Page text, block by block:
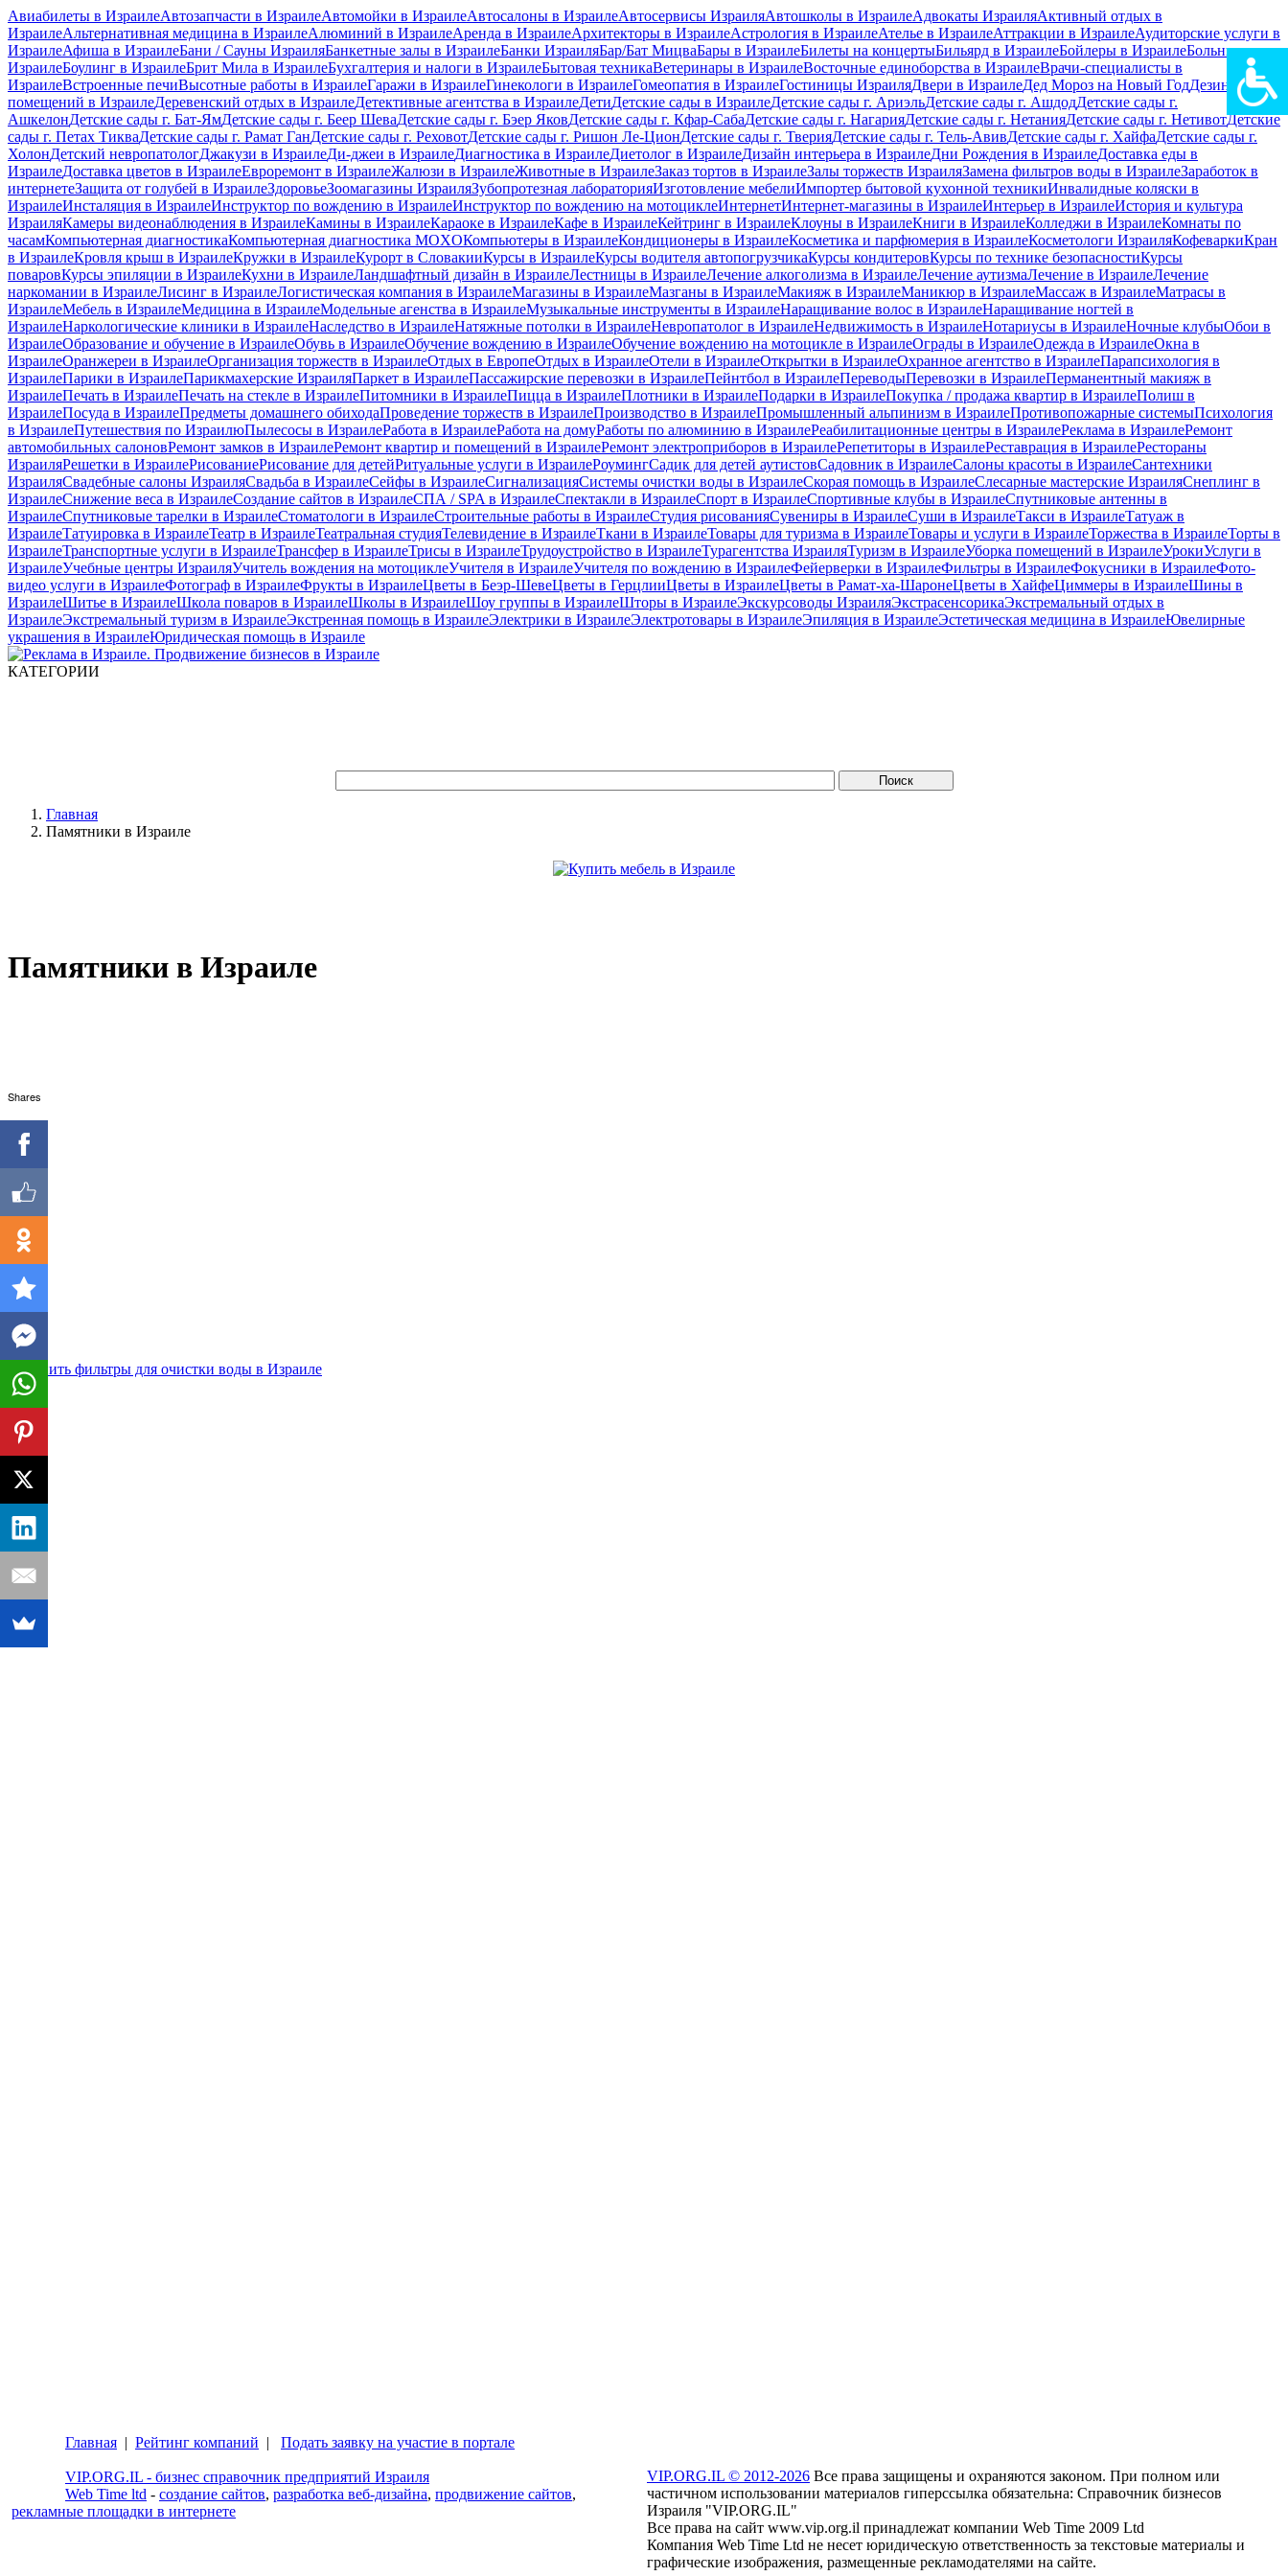
Авиабилеты в ИзраилеАвтозапчасти в ИзраилеАвтомойки в ИзраилеАвтосалоны в ИзраилеАвтосервисы ИзраиляАвтошколы в ИзраилеАдвокаты ИзраиляАктивный отдых в
ИзраилеАльтернативная медицина в ИзраилеАлюминий в ИзраилеАренда в ИзраилеАрхитекторы в ИзраилеАстрология в ИзраилеАтелье в ИзраилеАттракции в ИзраилеАудиторские услуги в
ИзраилеАфиша в ИзраилеБани / Сауны ИзраиляБанкетные залы в ИзраилеБанки ИзраиляБар/Бат МицваБары в ИзраилеБилеты на концертыБильярд в ИзраилеБойлеры в ИзраилеБольницы в
ИзраилеБоулинг в ИзраилеБрит Мила в ИзраилеБухгалтерия и налоги в ИзраилеБытовая техникаВетеринары в ИзраилеВосточные единоборства в ИзраилеВрачи-специалисты в
ИзраилеВстроенные печиВысотные работы в ИзраилеГаражи в ИзраилеГинекологи в ИзраилеГомеопатия в ИзраилеГостиницы ИзраиляДвери в ИзраилеДед Мороз на Новый ГодДезинфекция
помещений в ИзраилеДеревенский отдых в ИзраилеДетективные агентства в ИзраилеДетиДетские сады в ИзраилеДетские сады г. АриэльДетские сады г. АшдодДетские сады г.
АшкелонДетские сады г. Бат-ЯмДетские сады г. Беер ШеваДетские сады г. Бэер ЯковДетские сады г. Кфар-СабаДетские сады г. НагарияДетские сады г. НетанияДетские сады г. НетивотДетские
сады г. Петах ТикваДетские сады г. Рамат ГанДетские сады г. РеховотДетские сады г. Ришон Ле-ЦионДетские сады г. ТверияДетские сады г. Тель-АвивДетские сады г. ХайфаДетские сады г.
ХолонДетский невропатологДжакузи в ИзраилеДи-джеи в ИзраилеДиагностика в ИзраилеДиетолог в ИзраилеДизайн интерьера в ИзраилеДни Рождения в ИзраилеДоставка еды в
ИзраилеДоставка цветов в ИзраилеЕвроремонт в ИзраилеЖалюзи в ИзраилеЖивотные в ИзраилеЗаказ тортов в ИзраилеЗалы торжеств ИзраиляЗамена фильтров воды в ИзраилеЗаработок в
интернетеЗащита от голубей в ИзраилеЗдоровьеЗоомагазины ИзраиляЗубопротезная лабораторияИзготовление мебелиИмпортер бытовой кухонной техникиИнвалидные коляски в
ИзраилеИнсталяция в ИзраилеИнструктор по вождению в ИзраилеИнструктор по вождению на мотоциклеИнтернетИнтернет-магазины в ИзраилеИнтерьер в ИзраилеИстория и культура
ИзраиляКамеры видеонаблюдения в ИзраилеКамины в ИзраилеКараоке в ИзраилеКафе в ИзраилеКейтринг в ИзраилеКлоуны в ИзраилеКниги в ИзраилеКолледжи в ИзраилеКомнаты по
часамКомпьютерная диагностикаКомпьютерная диагностика MOXOКомпьютеры в ИзраилеКондиционеры в ИзраилеКосметика и парфюмерия в ИзраилеКосметологи ИзраиляКофеваркиКран
в ИзраилеКровля крыш в ИзраилеКружки в ИзраилеКурорт в СловакииКурсы в ИзраилеКурсы водителя автопогрузчикаКурсы кондитеровКурсы по технике безопасностиКурсы
поваровКурсы эпиляции в ИзраилеКухни в ИзраилеЛандшафтный дизайн в ИзраилеЛестницы в ИзраилеЛечение алкоголизма в ИзраилеЛечение аутизмаЛечение в ИзраилеЛечение
наркомании в ИзраилеЛисинг в ИзраилеЛогистическая компания в ИзраилеМагазины в ИзраилеМазганы в ИзраилеМакияж в ИзраилеМаникюр в ИзраилеМассаж в ИзраилеМатрасы в
ИзраилеМебель в ИзраилеМедицина в ИзраилеМодельные агенства в ИзраилеМузыкальные инструменты в ИзраилеНаращивание волос в ИзраилеНаращивание ногтей в
ИзраилеНаркологические клиники в ИзраилеНаследство в ИзраилеНатяжные потолки в ИзраилеНевропатолог в ИзраилеНедвижимость в ИзраилеНотариусы в ИзраилеНочные клубыОбои в
ИзраилеОбразование и обучение в ИзраилеОбувь в ИзраилеОбучение вождению в ИзраилеОбучение вождению на мотоцикле в ИзраилеОграды в ИзраилеОдежда в ИзраилеОкна в
ИзраилеОранжереи в ИзраилеОрганизация торжеств в ИзраилеОтдых в ЕвропеОтдых в ИзраилеОтели в ИзраилеОткрытки в ИзраилеОхранное агентство в ИзраилеПарапсихология в
ИзраилеПарики в ИзраилеПарикмахерские ИзраиляПаркет в ИзраилеПассажирские перевозки в ИзраилеПейнтбол в ИзраилеПереводыПеревозки в ИзраилеПерманентный макияж в
ИзраилеПечать в ИзраилеПечать на стекле в ИзраилеПитомники в ИзраилеПицца в ИзраилеПлотники в ИзраилеПодарки в ИзраилеПокупка / продажа квартир в ИзраилеПолиш в
ИзраилеПосуда в ИзраилеПредметы домашнего обиходаПроведение торжеств в ИзраилеПроизводство в ИзраилеПромышленный альпинизм в ИзраилеПротивопожарные системыПсихология
в ИзраилеПутешествия по ИзраилюПылесосы в ИзраилеРабота в ИзраилеРабота на домуРаботы по алюминию в ИзраилеРеабилитационные центры в ИзраилеРеклама в ИзраилеРемонт
автомобильных салоновРемонт замков в ИзраилеРемонт квартир и помещений в ИзраилеРемонт электроприборов в ИзраилеРепетиторы в ИзраилеРеставрация в ИзраилеРестораны
ИзраиляРешетки в ИзраилеРисованиеРисование для детейРитуальные услуги в ИзраилеРоумингСадик для детей аутистовСадовник в ИзраилеСалоны красоты в ИзраилеСантехники
ИзраиляСвадебные салоны ИзраиляСвадьба в ИзраилеСейфы в ИзраилеСигнализацияСистемы очистки воды в ИзраилеСкорая помощь в ИзраилеСлесарные мастерские ИзраиляСнеплинг в
ИзраилеСнижение веса в ИзраилеСоздание сайтов в ИзраилеСПА / SPA в ИзраилеСпектакли в ИзраилеСпорт в ИзраилеСпортивные клубы в ИзраилеСпутниковые антенны в
ИзраилеСпутниковые тарелки в ИзраилеСтоматологи в ИзраилеСтроительные работы в ИзраилеСтудия рисованияСувениры в ИзраилеСуши в ИзраилеТакси в ИзраилеТатуаж в
ИзраилеТатуировка в ИзраилеТеатр в ИзраилеТеатральная студияТелевидение в ИзраилеТкани в ИзраилеТовары для туризма в ИзраилеТовары и услуги в ИзраилеТоржества в ИзраилеТорты в
ИзраилеТранспортные услуги в ИзраилеТрансфер в ИзраилеТрисы в ИзраилеТрудоустройство в ИзраилеТурагентства ИзраиляТуризм в ИзраилеУборка помещений в ИзраилеУрокиУслуги в
ИзраилеУчебные центры ИзраиляУчитель вождения на мотоциклеУчителя в ИзраилеУчителя по вождению в ИзраилеФейерверки в ИзраилеФильтры в ИзраилеФокусники в ИзраилеФото-
видео услуги в ИзраилеФотограф в ИзраилеФрукты в ИзраилеЦветы в Беэр-ШевеЦветы в ГерцлииЦветы в ИзраилеЦветы в Рамат-ха-ШаронеЦветы в ХайфеЦиммеры в ИзраилеШины в
ИзраилеШитье в ИзраилеШкола поваров в ИзраилеШколы в ИзраилеШоу группы в ИзраилеШторы в ИзраилеЭкскурсоводы ИзраиляЭкстрасенсорикаЭкстремальный отдых в
ИзраилеЭкстремальный туризм в ИзраилеЭкстренная помощь в ИзраилеЭлектрики в ИзраилеЭлектротовары в ИзраилеЭпиляция в ИзраилеЭстетическая медицина в ИзраилеЮвелирные
украшения в ИзраилеЮридическая помощь в Израиле
КАТЕГОРИИ
Главная
Памятники в Израиле
Памятники в Израиле
Главная | Рейтинг компаний | Подать заявку на участие в портале
VIP.ORG.IL - бизнес справочник предприятий Израиля
Web Time ltd - создание сайтов, разработка веб-дизайна, продвижение сайтов,
рекламные площадки в интернете
VIP.ORG.IL © 2012-2026 Все права защищены и охраняются законом. При полном или
частичном использовании материалов гиперссылка обязательна: Справочник бизнесов
Израиля "VIP.ORG.IL"
Все права на сайт www.vip.org.il принадлежат компании Web Time 2009 Ltd
Компания Web Time Ltd не несет юридическую ответственность за текстовые материалы и
графические изображения, размещенные рекламодателями на сайте.
Shares